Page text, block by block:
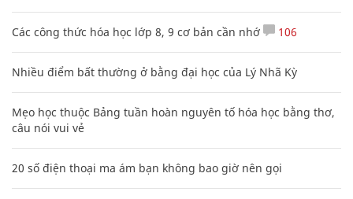
Các công thức hóa học lớp 8, 9 cơ bản cần nhớ 106
Nhiều điểm bất thường ở bằng đại học của Lý Nhã Kỳ
Mẹo học thuộc Bảng tuần hoàn nguyên tố hóa học bằng thơ,
câu nói vui vẻ
20 số điện thoại ma ám bạn không bao giờ nên gọi